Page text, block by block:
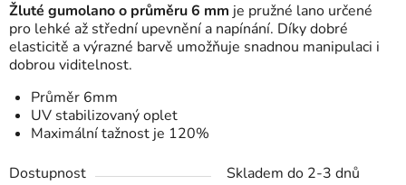
Žluté gumolano o průměru 6 mm je pružné lano určené
pro lehké až střední upevnění a napínání. Díky dobré
elasticitě a výrazné barvě umožňuje snadnou manipulaci i
dobrou viditelnost.
Průměr 6mm
UV stabilizovaný oplet
Maximální tažnost je 120%
Dostupnost
Skladem do 2-3 dnů